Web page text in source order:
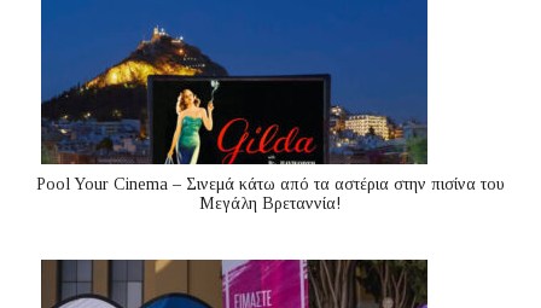
Pool Your Cinema – Σινεμά κάτω από τα αστέρια στην πισίνα του
Μεγάλη Βρεταννία!